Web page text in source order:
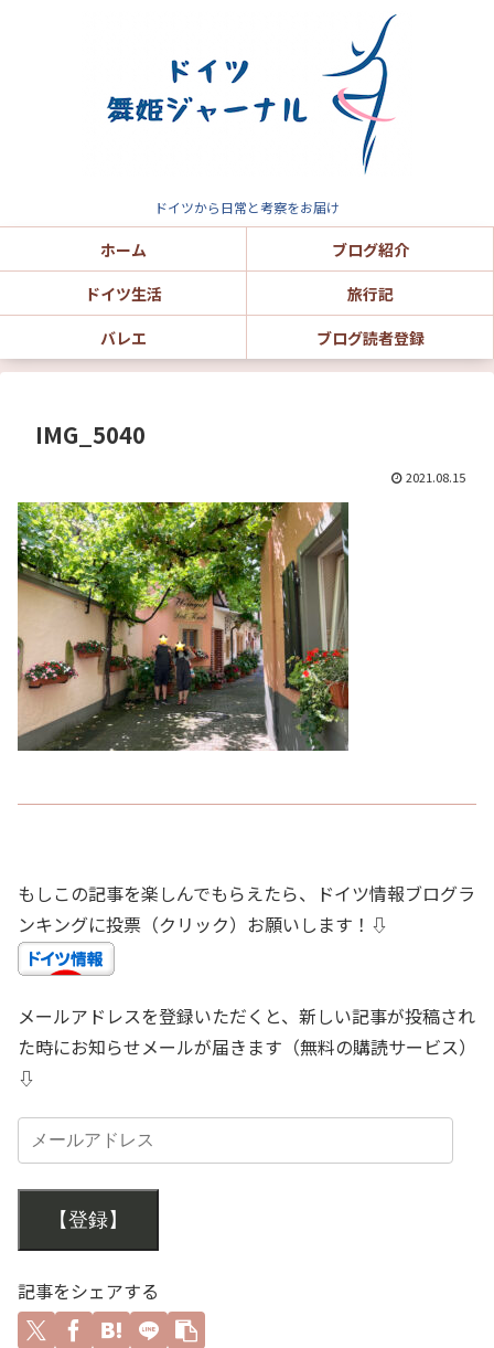
ドイツから日常と考察をお届け
ホーム
ブログ紹介
ドイツ生活
旅行記
バレエ
ブログ読者登録
IMG_5040
2021.08.15
もしこの記事を楽しんでもらえたら、ドイツ情報ブログラ
ンキングに投票（クリック）お願いします！⇩
メールアドレスを登録いただくと、新しい記事が投稿され
た時にお知らせメールが届きます（無料の購読サービス）
⇩
【登録】
記事をシェアする